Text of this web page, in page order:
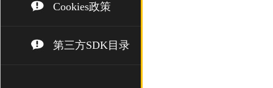
Cookies政策
第三方SDK目录